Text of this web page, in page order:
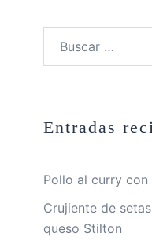
Entradas
Pollo al curry
Crujiente de
queso Stilton